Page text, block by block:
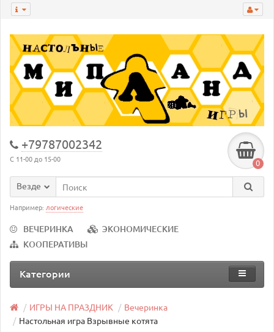
+79787002342
С 11-00 до 15-00 0
Везде
Например: логические
ВЕЧЕРИНКА
ЭКОНОМИЧЕСКИЕ
КООПЕРАТИВЫ
Категории
ИГРЫ НА ПРАЗДНИК
Вечеринка
Настольная игра Взрывные котята